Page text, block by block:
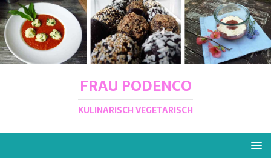
FRAU PODENCO
KULINARISCH VEGETARISCH